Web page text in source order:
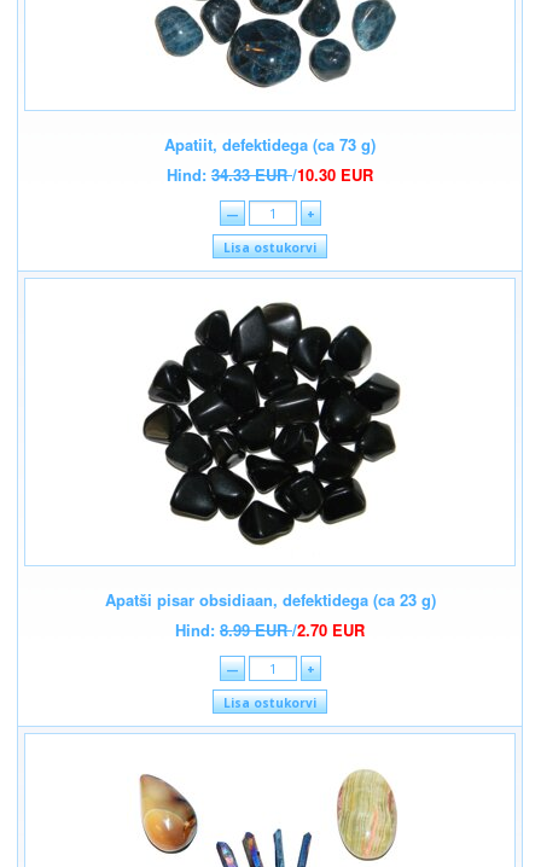
Apatiit, defektidega (ca 73 g)
Hind: 34.33 EUR/10.30 EUR
—
+
Lisa ostukorvi
Apatši pisar obsidiaan, defektidega (ca 23 g)
Hind: 8.99 EUR/2.70 EUR
—
+
Lisa ostukorvi